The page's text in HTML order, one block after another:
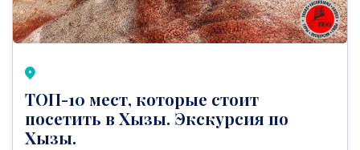
ТОП-10 мест, которые стоит
посетить в Хызы. Экскурсия по
Хызы.